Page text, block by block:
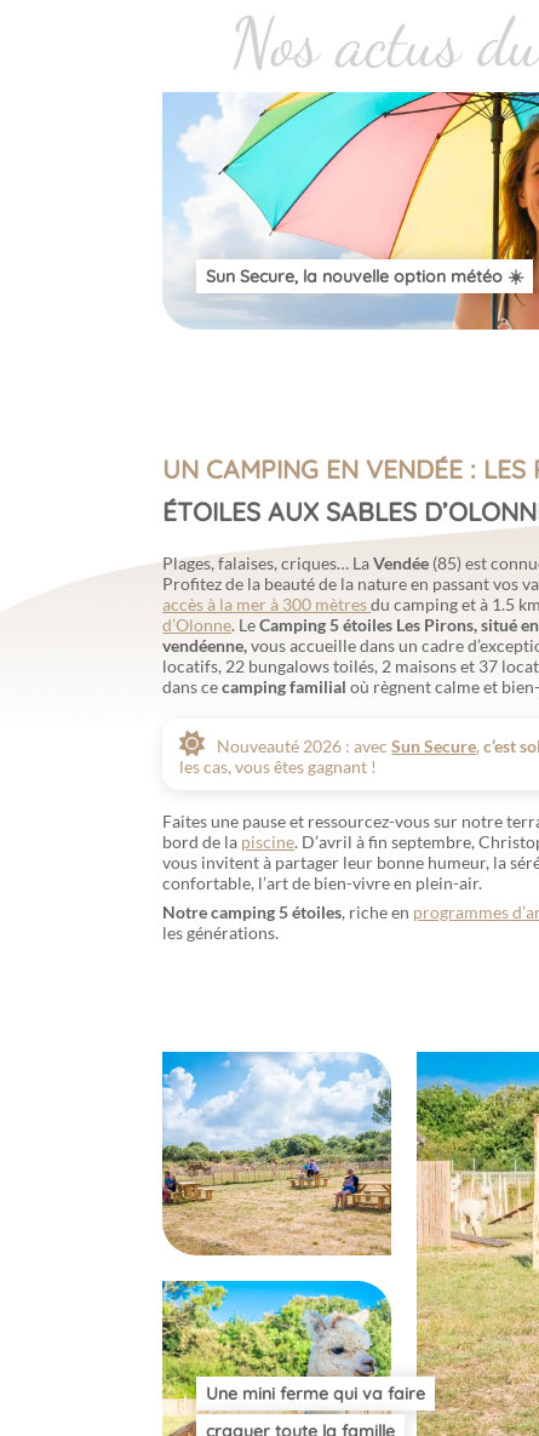
Nos actus
Sun Secure, la nouvelle option météo ☀️
UN CAMPING EN VENDÉE : LES
ÉTOILES AUX SABLES
Plages, falaises, criques… LaVendée (85) est
Profitez de la beauté de la nature en passant vos
accès à la mer à 300 mètresdu camping et à 1.5
d’Olonne. LeCamping 5 étoiles Les Pirons, situé
vendéenne,vous accueille dans un cadre
locatifs, 22 bungalows toilés, 2 maisons et 37
dans cecamping familial où règnent calme et
Nouveauté 2026 : avecSun Secure,c’est
les cas, vous êtes gagnant !
Faites une pause et ressourcez-vous sur notre
bord de la piscine. D’avril à fin septembre,
vous invitent à partager leur bonne humeur, la
confortable, l’art de bien-vivre en plein-air.
Notre camping 5 étoiles, riche en programmes
les générations.
Une mini ferme qui va faire
craquer toute la famille